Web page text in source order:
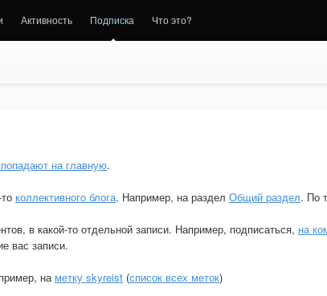
Активность Подписка Что это?
на главную.
коллективного блога. Например, на раздел Общий раздел. По
в какой-то отдельной записи. Например, подписаться, на
вас записи.
на метку skyreist (список всех меток)